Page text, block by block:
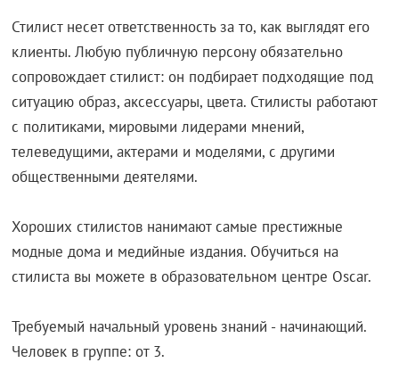
Стилист несет ответственность за то, как выглядят его
клиенты. Любую публичную персону обязательно
сопровождает стилист: он подбирает подходящие под
ситуацию образ, аксессуары, цвета. Стилисты работают
с политиками, мировыми лидерами мнений,
телеведущими, актерами и моделями, с другими
общественными деятелями.
Хороших стилистов нанимают самые престижные
модные дома и медийные издания. Обучиться на
стилиста вы можете в образовательном центре Oscar.
Требуемый начальный уровень знаний - начинающий.
Человек в группе: от 3.